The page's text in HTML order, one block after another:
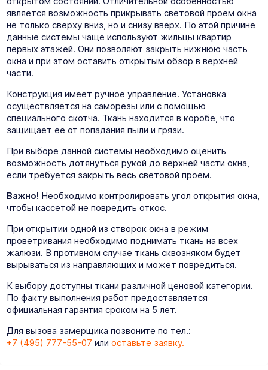
является возможность прикрывать световой проём окна
не только сверху вниз, но и снизу вверх. По этой причине
данные системы чаще используют жильцы квартир
первых этажей. Они позволяют закрыть нижнюю часть
окна и при этом оставить открытым обзор в верхней
части.
Конструкция имеет ручное управление. Установка
осуществляется на саморезы или с помощью
специального скотча. Ткань находится в коробе, что
защищает её от попадания пыли и грязи.
При выборе данной системы необходимо оценить
возможность дотянуться рукой до верхней части окна,
если требуется закрыть весь световой проем.
Важно! Необходимо контролировать угол открытия окна,
чтобы кассетой не повредить откос.
При открытии одной из створок окна в режим
проветривания необходимо поднимать ткань на всех
жалюзи. В противном случае ткань сквозняком будет
вырываться из направляющих и может повредиться.
К выбору доступны ткани различной ценовой категории.
По факту выполнения работ предоставляется
официальная гарантия сроком на 5 лет.
Для вызова замерщика позвоните по тел.:
+7 (495) 777-55-07 или оставьте заявку.